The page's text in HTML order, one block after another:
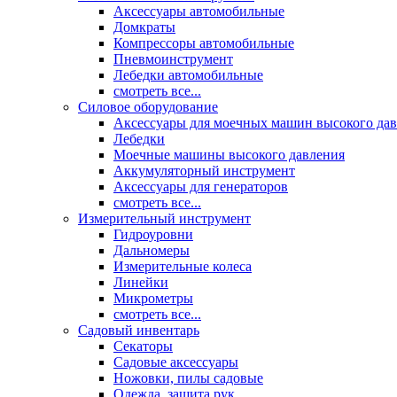
Аксессуары автомобильные
Домкраты
Компрессоры автомобильные
Пневмоинструмент
Лебедки автомобильные
смотреть все...
Силовое оборудование
Аксессуары для моечных машин высокого
Лебедки
Моечные машины высокого давления
Аккумуляторный инструмент
Аксессуары для генераторов
смотреть все...
Измерительный инструмент
Гидроуровни
Дальномеры
Измерительные колеса
Линейки
Микрометры
смотреть все...
Садовый инвентарь
Секаторы
Садовые аксессуары
Ножовки, пилы садовые
Одежда, защита рук